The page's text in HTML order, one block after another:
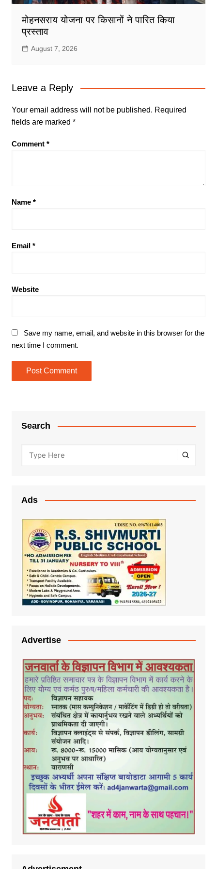
मोहनसराय योजना पर किसानों ने पारित किया
प्रस्ताव
August 7, 2026
Leave a Reply
Your email address will not be published. Required
fields are marked *
Comment *
Name *
Email *
Website
Save my name, email, and website in this browser for the
next time I comment.
Search
Ads
Advertise